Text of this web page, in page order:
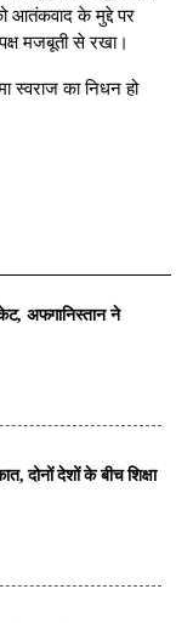
आतंकवाद के मुद्दे पर
मजबूती से रखा।
स्वराज का निधन हो
अफगानिस्तान ने
दोनों देशों के बीच शिक्षा